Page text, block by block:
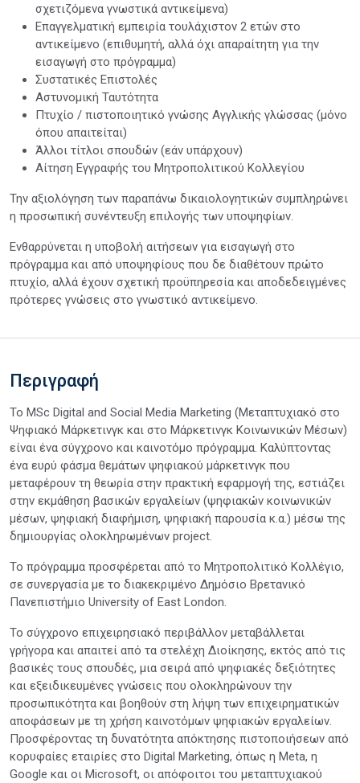
σχετιζόμενα γνωστικά αντικείμενα)
Επαγγελματική εμπειρία τουλάχιστον 2 ετών στο
αντικείμενο (επιθυμητή, αλλά όχι απαραίτητη για την
εισαγωγή στο πρόγραμμα)
Συστατικές Επιστολές
Αστυνομική Ταυτότητα
Πτυχίο / πιστοποιητικό γνώσης Αγγλικής γλώσσας (μόνο
όπου απαιτείται)
Άλλοι τίτλοι σπουδών (εάν υπάρχουν)
Αίτηση Εγγραφής του Μητροπολιτικού Κολλεγίου
Την αξιολόγηση των παραπάνω δικαιολογητικών συμπληρώνει
η προσωπική συνέντευξη επιλογής των υποψηφίων.
Ενθαρρύνεται η υποβολή αιτήσεων για εισαγωγή στο
πρόγραμμα και από υποψηφίους που δε διαθέτουν πρώτο
πτυχίο, αλλά έχουν σχετική προϋπηρεσία και αποδεδειγμένες
πρότερες γνώσεις στο γνωστικό αντικείμενο.
Περιγραφή
Το MSc Digital and Social Media Marketing (Μεταπτυχιακό στο
Ψηφιακό Μάρκετινγκ και στο Μάρκετινγκ Κοινωνικών Μέσων)
είναι ένα σύγχρονο και καινοτόμο πρόγραμμα. Καλύπτοντας
ένα ευρύ φάσμα θεμάτων ψηφιακού μάρκετινγκ που
μεταφέρουν τη θεωρία στην πρακτική εφαρμογή της, εστιάζει
στην εκμάθηση βασικών εργαλείων (ψηφιακών κοινωνικών
μέσων, ψηφιακή διαφήμιση, ψηφιακή παρουσία κ.α.) μέσω της
δημιουργίας ολοκληρωμένων project.
Το πρόγραμμα προσφέρεται από το Μητροπολιτικό Κολλέγιο,
σε συνεργασία με το διακεκριμένο Δημόσιο Βρετανικό
Πανεπιστήμιο University of East London.
Το σύγχρονο επιχειρησιακό περιβάλλον μεταβάλλεται
γρήγορα και απαιτεί από τα στελέχη Διοίκησης, εκτός από τις
βασικές τους σπουδές, μια σειρά από ψηφιακές δεξιότητες
και εξειδικευμένες γνώσεις που ολοκληρώνουν την
προσωπικότητα και βοηθούν στη λήψη των επιχειρηματικών
αποφάσεων με τη χρήση καινοτόμων ψηφιακών εργαλείων.
Προσφέροντας τη δυνατότητα απόκτησης πιστοποιήσεων από
κορυφαίες εταιρίες στο Digital Marketing, όπως η Meta, η
Google και οι Microsoft, οι απόφοιτοι του μεταπτυχιακού